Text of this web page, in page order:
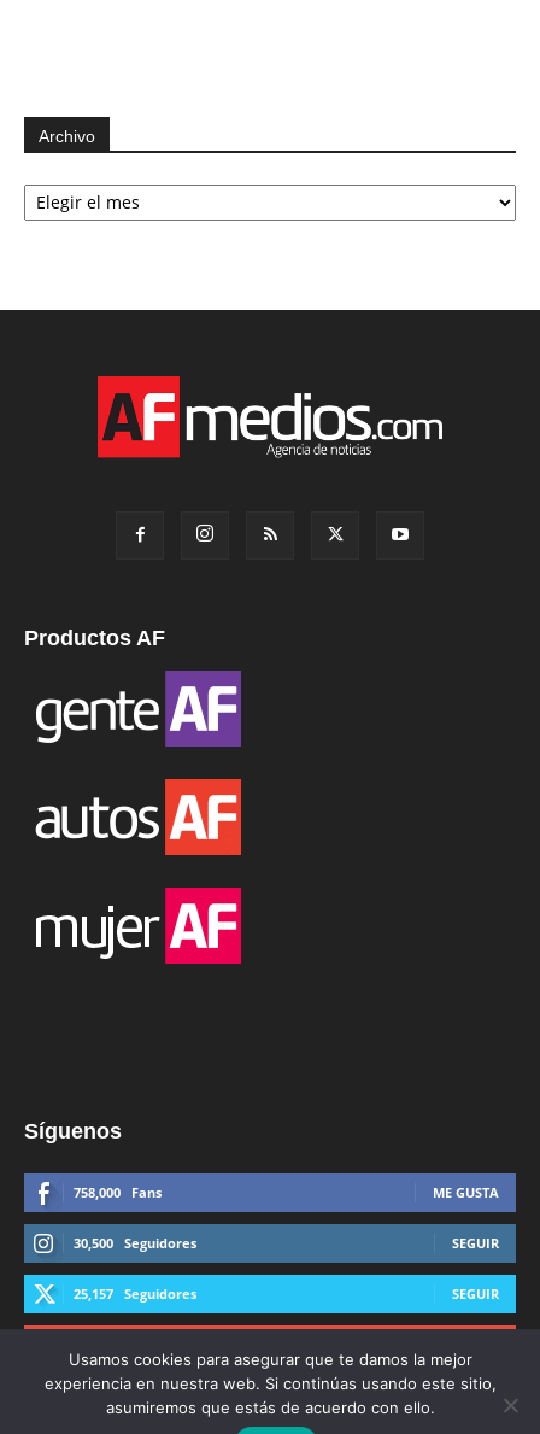
Archivo
Archivo
Productos AF
Síguenos
758,000 Fans ME GUSTA
30,500 Seguidores SEGUIR
25,157 Seguidores SEGUIR
Usamos cookies para asegurar que te damos la mejor
experiencia en nuestra web. Si continúas usando este sitio,
asumiremos que estás de acuerdo con ello.